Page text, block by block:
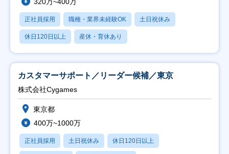
正社員採用 職種・業界未経験OK 土日祝休み
休日120日以上 産休・育休あり
カスタマーサポート／リーダー候補／東京
株式会社Cygames
東京都
400万~1000万
正社員採用 土日祝休み 休日120日以上